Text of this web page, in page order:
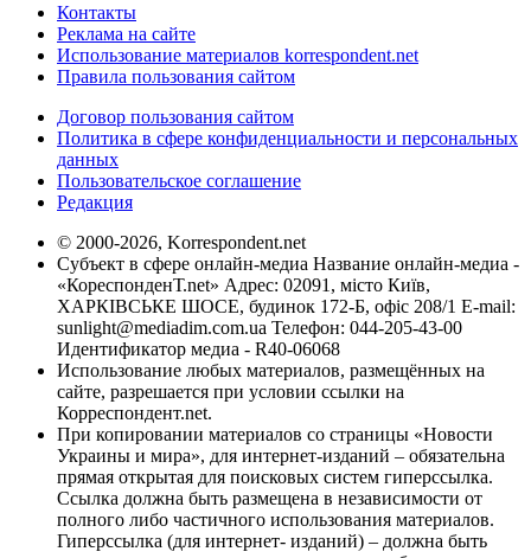
Контакты
Реклама на сайте
Использование материалов korrespondent.net
Правила пользования сайтом
Договор пользования сайтом
Политика в сфере конфиденциальности и персональных
данных
Пользовательское соглашение
Редакция
© 2000-2026, Korrespondent.net
Субъект в сфере онлайн-медиа Название онлайн-медиа -
«КореспонденТ.net» Адрес: 02091, місто Київ,
ХАРКІВСЬКЕ ШОСЕ, будинок 172-Б, офіс 208/1 E-mail:
sunlight@mediadim.com.ua Телефон: 044-205-43-00
Идентификатор медиа - R40-06068
Использование любых материалов, размещённых на
сайте, разрешается при условии ссылки на
Корреспондент.net.
При копировании материалов со страницы «Новости
Украины и мира», для интернет-изданий – обязательна
прямая открытая для поисковых систем гиперссылка.
Ссылка должна быть размещена в независимости от
полного либо частичного использования материалов.
Гиперссылка (для интернет- изданий) – должна быть